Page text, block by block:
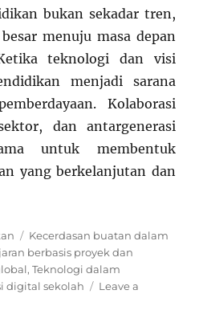
bukan sekadar tren,
menuju masa depan
teknologi dan visi
menjadi sarana
Kolaborasi
dan antargenerasi
untuk membentuk
yang berkelanjutan dan
Tags
Kecerdasan buatan dalam
berbasis proyek dan
,Teknologi dalam
digital sekolah
Leave a